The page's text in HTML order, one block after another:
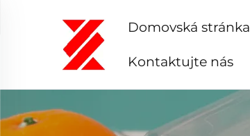
Domovská stránka
Kontaktujte nás